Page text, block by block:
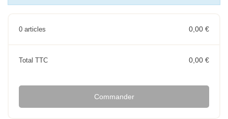
0 articles 0,00 €
Total TTC 0,00 €
Commander